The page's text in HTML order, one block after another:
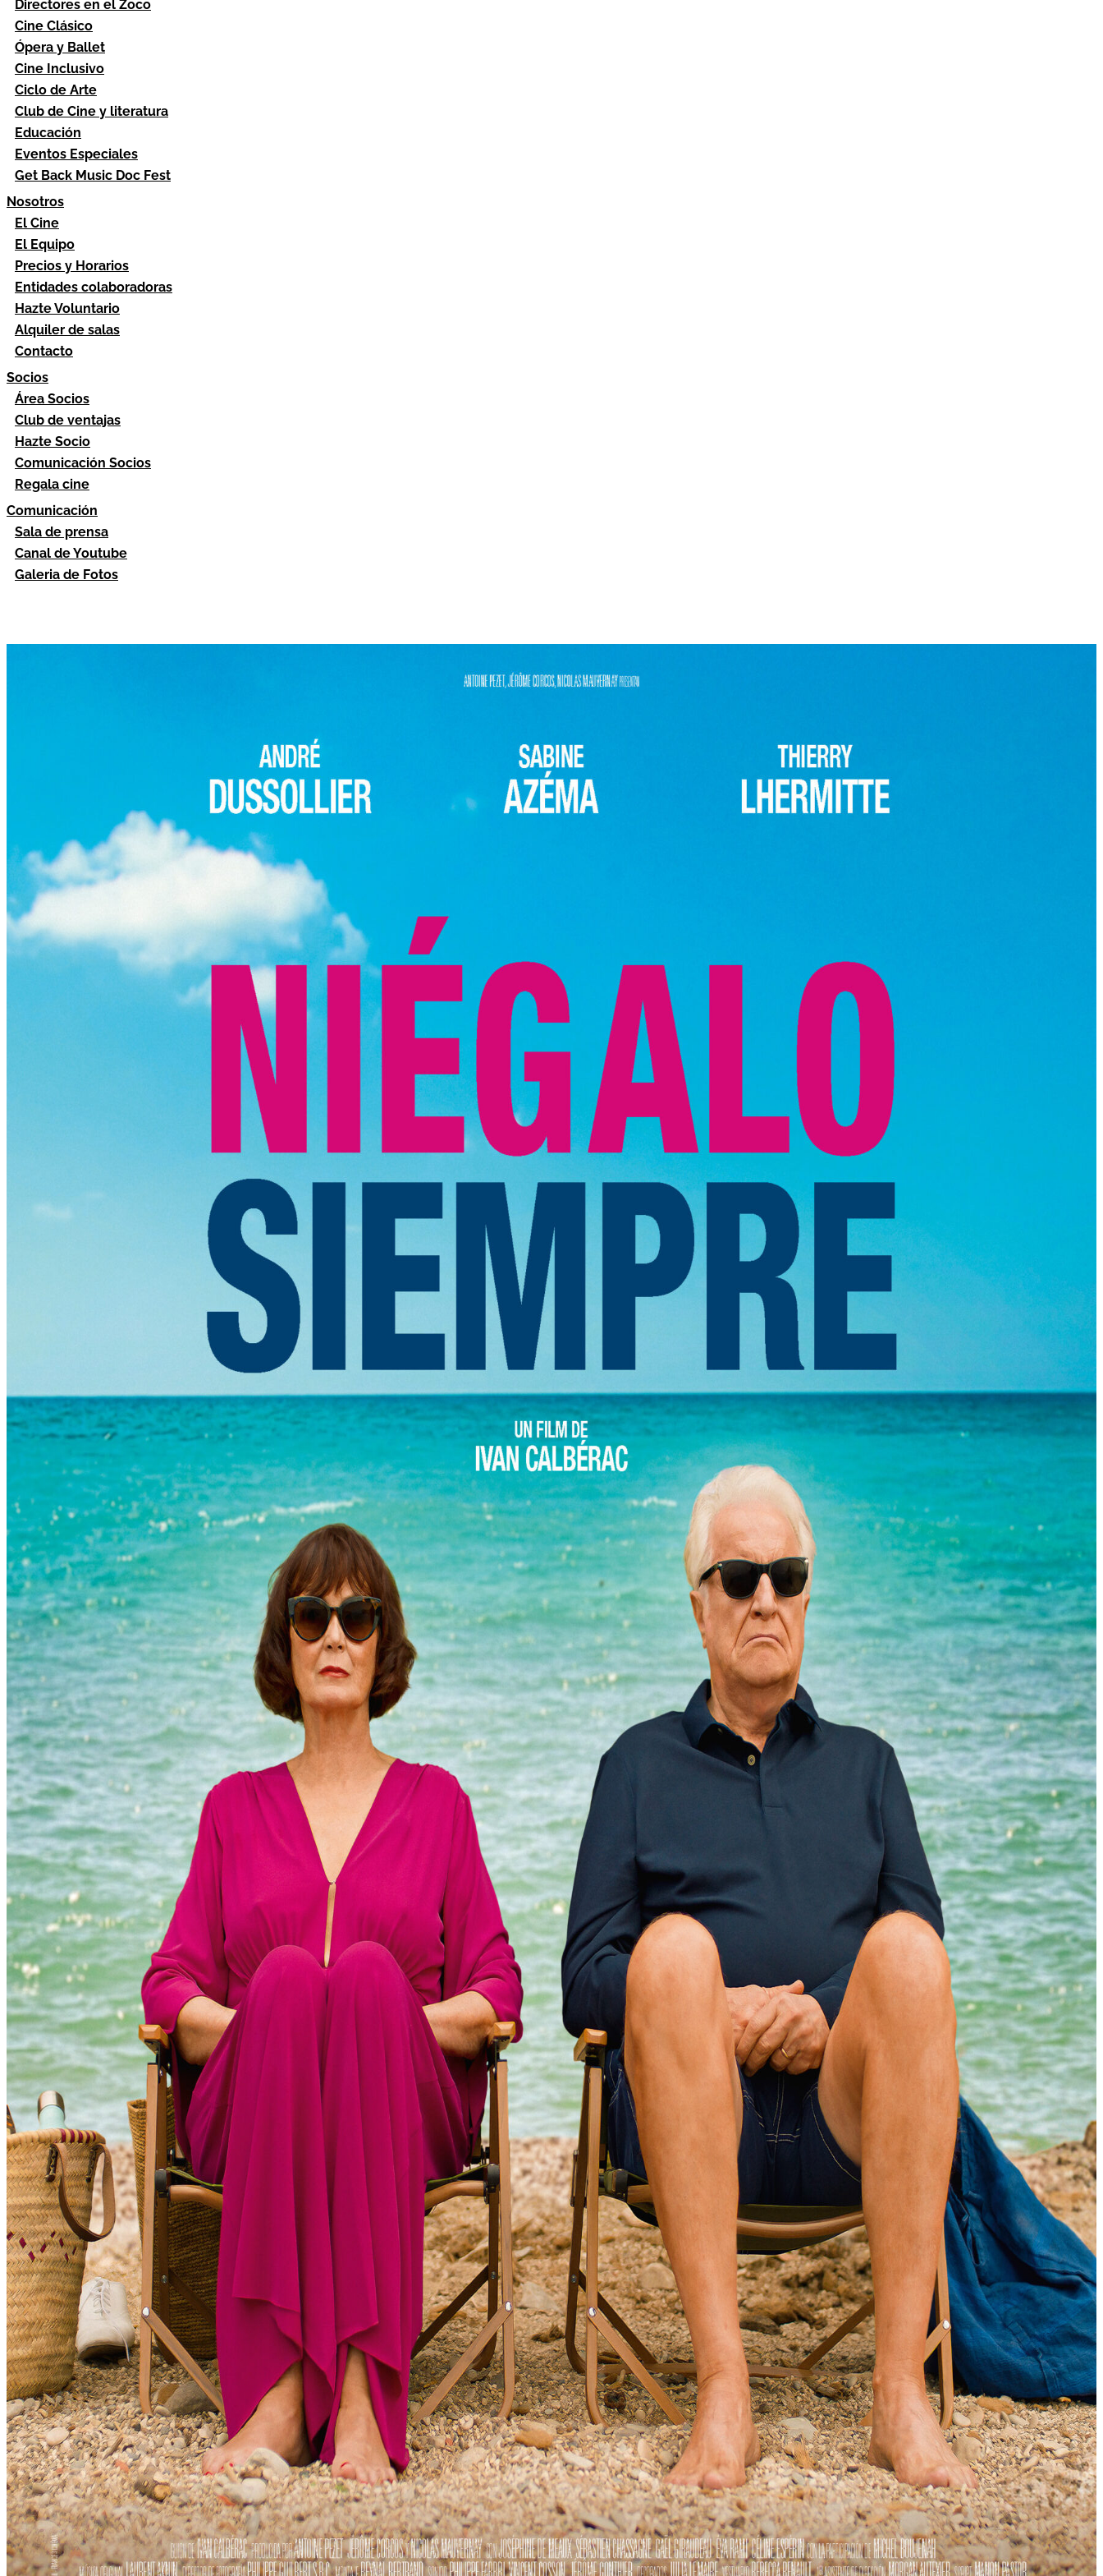
Directores en el Zoco
Cine Clásico
Ópera y Ballet
Cine Inclusivo
Ciclo de Arte
Club de Cine y literatura
Educación
Eventos Especiales
Get Back Music Doc Fest
Nosotros
El Cine
El Equipo
Precios y Horarios
Entidades colaboradoras
Hazte Voluntario
Alquiler de salas
Contacto
Socios
Área Socios
Club de ventajas
Hazte Socio
Comunicación Socios
Regala cine
Comunicación
Sala de prensa
Canal de Youtube
Galeria de Fotos